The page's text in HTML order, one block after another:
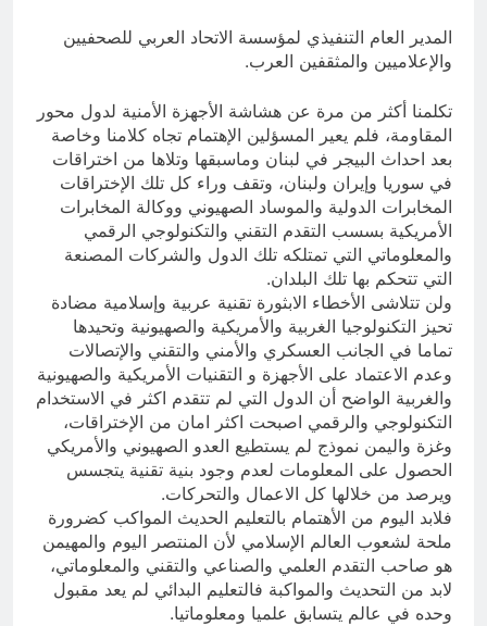
المدير العام التنفيذي لمؤسسة الاتحاد العربي للصحفيين
والإعلاميين والمثقفين العرب.
تكلمنا أكثر من مرة عن هشاشة الأجهزة الأمنية لدول محور
المقاومة، فلم يعير المسؤلين الإهتمام تجاه كلامنا وخاصة
بعد احداث البيجر في لبنان وماسبقها وتلاها من اختراقات
في سوريا وإيران ولبنان، وتقف وراء كل تلك الإختراقات
المخابرات الدولية والموساد الصهيوني ووكالة المخابرات
الأمريكية بسسب التقدم التقني والتكنولوجي الرقمي
والمعلوماتي التي تمتلكه تلك الدول والشركات المصنعة
التي تتحكم بها تلك البلدان.
ولن تتلاشى الأخطاء الابثورة تقنية عربية وإسلامية مضادة
تحيز التكنولوجيا الغربية والأمريكية والصهيونية وتحيدها
تماما في الجانب العسكري والأمني والتقني والإتصالات
وعدم الاعتماد على الأجهزة و التقنيات الأمريكية والصهيونية
والغربية الواضح أن الدول التي لم تتقدم اكثر في الاستخدام
التكنولوجي والرقمي اصبحت اكثر امان من الإختراقات،
وغزة واليمن نموذج لم يستطيع العدو الصهيوني والأمريكي
الحصول على المعلومات لعدم وجود بنية تقنية يتجسس
ويرصد من خلالها كل الاعمال والتحركات.
فلابد اليوم من الأهتمام بالتعليم الحديث المواكب كضرورة
ملحة لشعوب العالم الإسلامي لأن المنتصر اليوم والمهيمن
هو صاحب التقدم العلمي والصناعي والتقني والمعلوماتي،
لابد من التحديث والمواكبة فالتعليم البدائي لم يعد مقبول
وحده في عالم يتسابق علميا ومعلوماتيا.